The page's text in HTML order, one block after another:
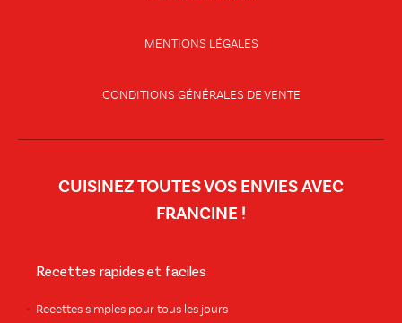
MENTIONS LÉGALES
CONDITIONS GÉNÉRALES DE VENTE
CUISINEZ TOUTES VOS ENVIES AVEC
FRANCINE !
Recettes rapides et faciles
Recettes simples pour tous les jours